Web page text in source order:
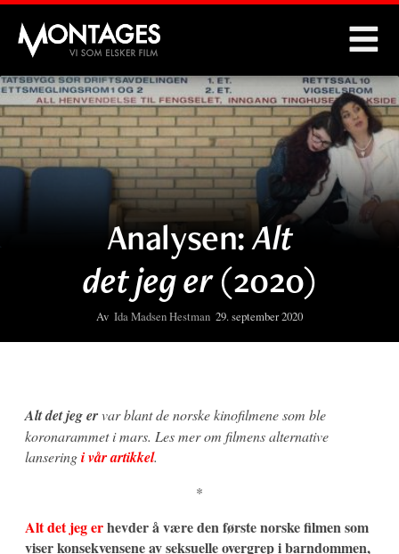
Montages
Analysen:Alt
det jeg er(2020)
Av Ida Madsen Hestman 29. september 2020
Alt det jeg ervar blant de norske kinofilmene som ble
koronarammet i mars. Les mer om filmens alternative
lanseringi vår artikkel.
*
Alt det jeg erhevder å være den første norske filmen som
viser konsekvensene av seksuelle overgrep i barndommen,